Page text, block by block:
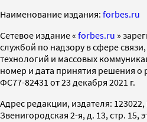
Наименование издания: forbes.ru
Cетевое издание « forbes.ru »
службой по надзору в сфере
технологий и массовых
номер и дата принятия решения о
ФС77-82431 от 23 декабря 2021 г.
Адрес редакции, издателя: 123022,
Звенигородская 2-я, д. 13, стр. 15,